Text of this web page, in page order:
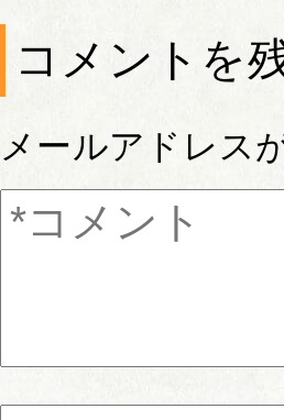
コメントを
メールアドレス